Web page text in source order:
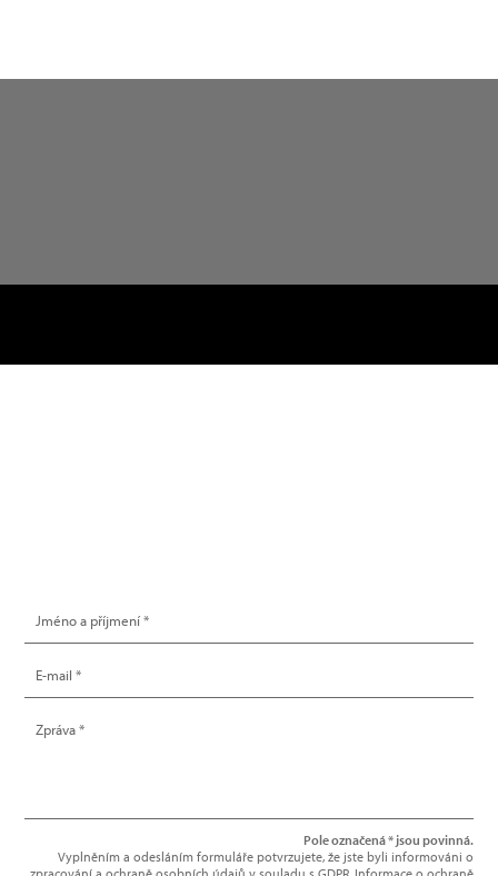
Pole označená * jsou povinná.
Vyplněním a odesláním formuláře potvrzujete, že jste byli informováni o